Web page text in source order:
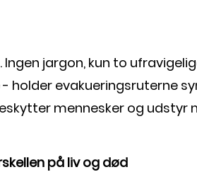
Ingen jargon, kun to
holder evakueringsruterne
mennesker og
på liv og død